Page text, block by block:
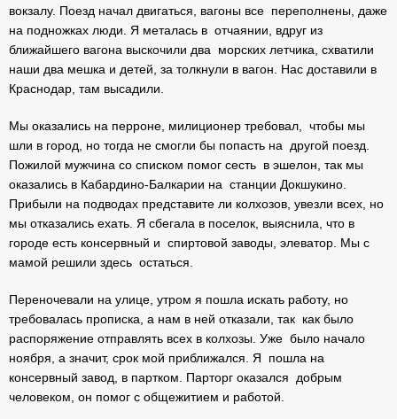
вокзалу. Поезд начал двигаться, вагоны все переполнены, даже
на подножках люди. Я металась в отчаянии, вдруг из
ближайшего вагона выскочили два морских летчика, схватили
наши два мешка и детей, за толкнули в вагон. Нас доставили в
Краснодар, там высадили.
Мы оказались на перроне, милиционер требовал, чтобы мы
шли в город, но тогда не смогли бы попасть на другой поезд.
Пожилой мужчина со списком помог сесть в эшелон, так мы
оказались в Кабардино-Балкарии на станции Докшукино.
Прибыли на подводах представите ли колхозов, увезли всех, но
мы отказались ехать. Я сбегала в поселок, выяснила, что в
городе есть консервный и спиртовой заводы, элеватор. Мы с
мамой решили здесь остаться.
Переночевали на улице, утром я пошла искать работу, но
требовалась прописка, а нам в ней отказали, так как было
распоряжение отправлять всех в колхозы. Уже было начало
ноября, а значит, срок мой приближался. Я пошла на
консервный завод, в партком. Парторг оказался добрым
человеком, он помог с общежитием и работой.